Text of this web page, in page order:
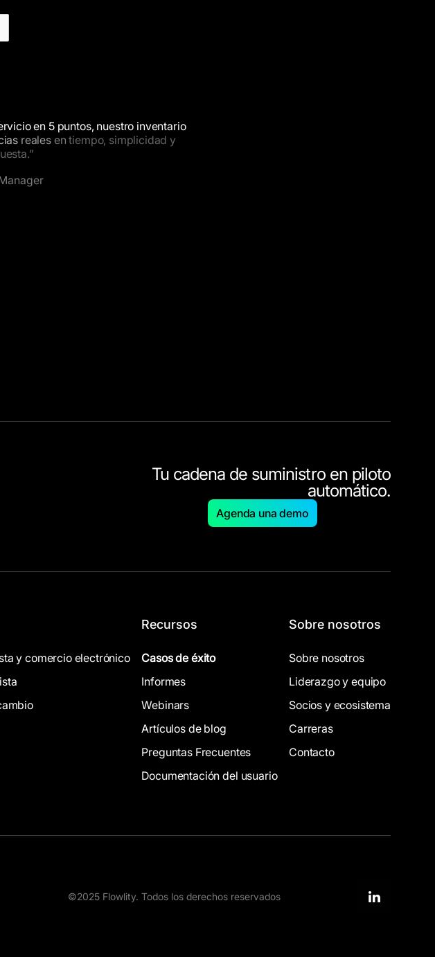
en 5 puntos, nuestro inventario
reales en tiempo, simplicidad y
Tu cadena de suministro en piloto
automático.
Agenda una demo
y comercio electrónico
Recursos
Casos de éxito
Informes
Webinars
Artículos de blog
Preguntas Frecuentes
Documentación del usuario
Sobre nosotros
Sobre nosotros
Liderazgo y equipo
Socios y ecosistema
Carreras
Contacto
©2025 Flowlity. Todos los derechos reservados